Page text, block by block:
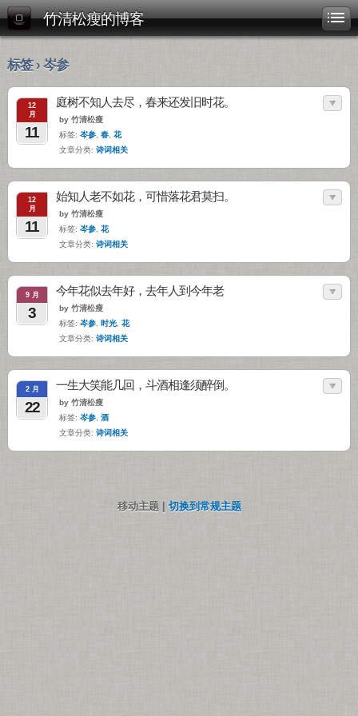
竹清松瘦的博客
标签 › 岑参
12
月
11
庭树不知人去尽，春来还发旧时花。
by 竹清松瘦
标签: 岑参 春 花
文章分类: 诗词相关
12
月
11
始知人老不如花，可惜落花君莫扫。
by 竹清松瘦
标签: 岑参 花
文章分类: 诗词相关
9 月
3
今年花似去年好，去年人到今年老
by 竹清松瘦
标签: 岑参 时光 花
文章分类: 诗词相关
2 月
22
一生大笑能几回，斗酒相逢须醉倒。
by 竹清松瘦
标签: 岑参 酒
文章分类: 诗词相关
移动主题 | 切换到常规主题